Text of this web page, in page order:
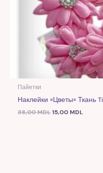
Пайетки
Наклейки «Цветы» Ткань
38,00MDL15,00 MDL